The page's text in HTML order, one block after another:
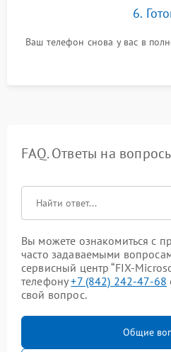
6.
Ваш телефон снова у вас в
FAQ. Ответы на
Вы можете ознакомиться с
часто задаваемыми
сервисный центр “FIX-
телефону+7 (842) 242-47-68
свой вопрос.
Общие